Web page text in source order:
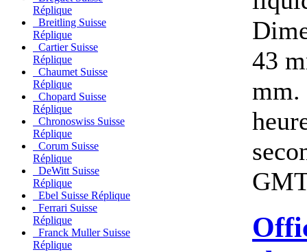
Réplique
Breitling Suisse
Réplique
Cartier Suisse
Réplique
Chaumet Suisse
Réplique
Chopard Suisse
Réplique
Chronoswiss Suisse
Réplique
Corum Suisse
Réplique
DeWitt Suisse
Réplique
Ebel Suisse Réplique
Ferrari Suisse
Réplique
Franck Muller Suisse
Réplique
43
mm.